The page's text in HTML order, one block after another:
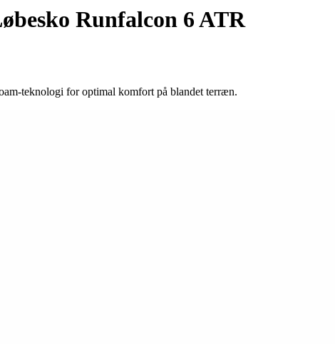
Runfalcon 6 ATR
teknologi for optimal komfort på blandet terræn.